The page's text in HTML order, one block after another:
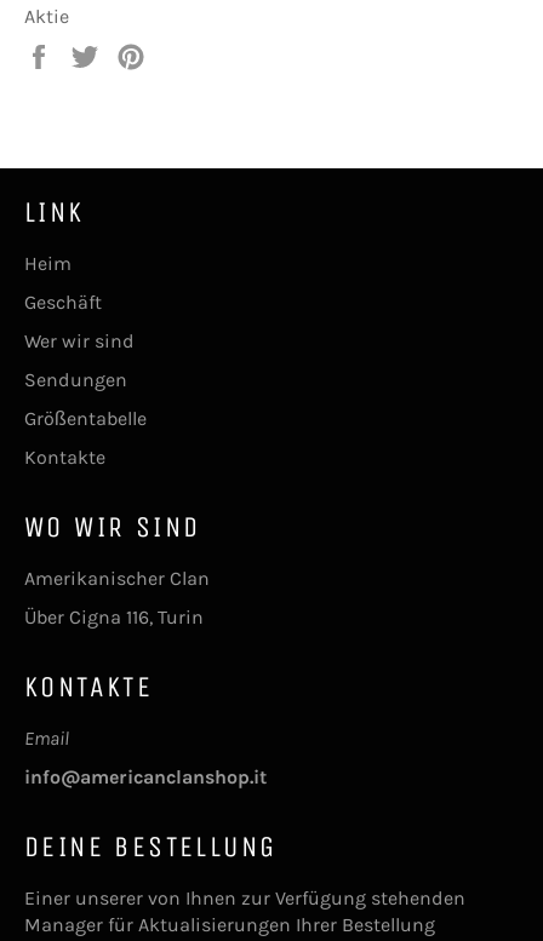
Aktie
Auf
Twitter
LINK
Heim
Geschäft
Wer wir sind
Sendungen
Größentabelle
Kontakte
WO WIR SIND
Amerikanischer Clan
Über Cigna 116, Turin
KONTAKTE
Email
info@americanclanshop.it
DEINE BESTELLUNG
Einer unserer von Ihnen zur Verfügung stehenden
Manager für Aktualisierungen Ihrer Bestellung